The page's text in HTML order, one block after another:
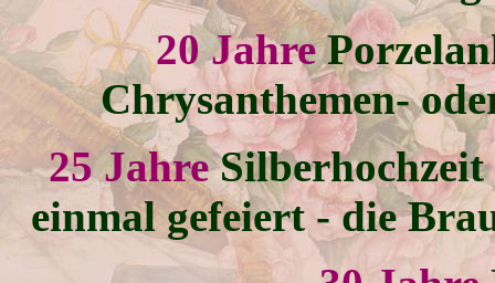
20 Jahre
Chrysanthemen-
25 Jahre
einmal gefeiert - die